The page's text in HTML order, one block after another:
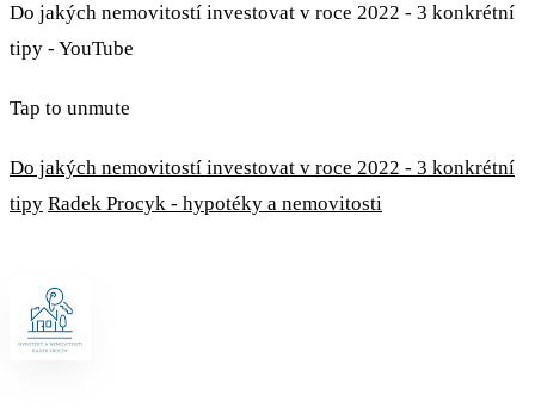
Do jakých nemovitostí investovat v roce 2022 - 3 konkrétní
tipy - YouTube
Tap to unmute
Do jakých nemovitostí investovat v roce 2022 - 3 konkrétní
tipy Radek Procyk - hypotéky a nemovitosti